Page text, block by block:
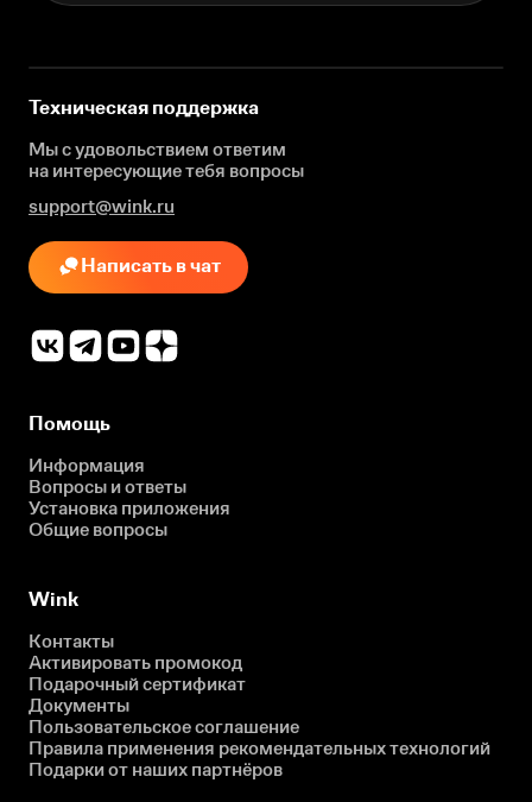
Техническая поддержка
Мы с удовольствием ответим
на интересующиетебя вопросы
support@wink.ru
Написать в чат
Помощь
Информация
Вопросы и ответы
Установка приложения
Общие вопросы
Wink
Контакты
Активировать промокод
Подарочный сертификат
Документы
Пользовательское соглашение
Правила применения рекомендательных технологий
Подарки от наших партнёров